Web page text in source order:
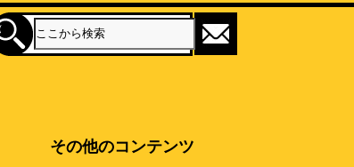
その他のコンテンツ